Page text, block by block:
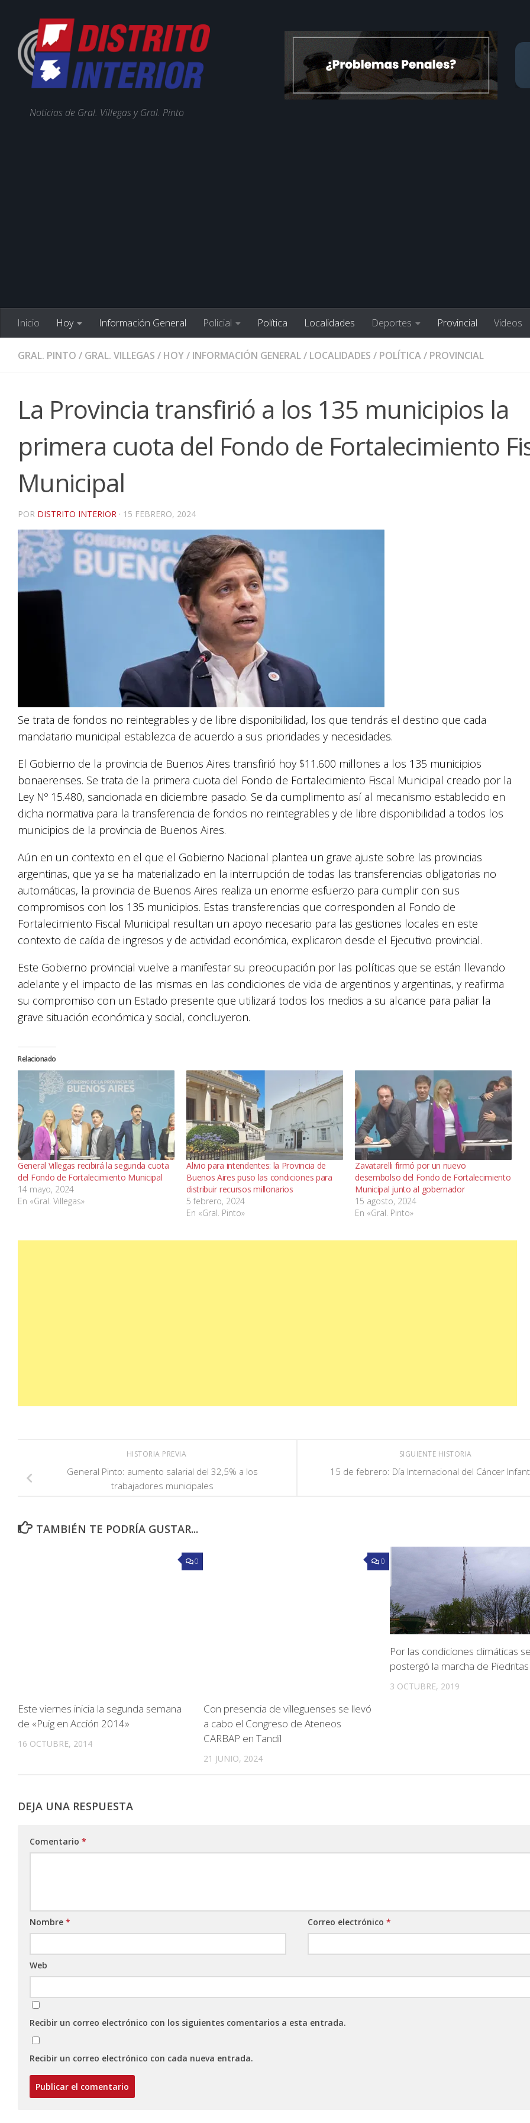
Noticias de Gral. Villegas y Gral. Pinto
Inicio Hoy Información General Policial Política Localidades Deportes Provincial Videos
GRAL. PINTO / GRAL. VILLEGAS / HOY/ INFORMACIÓN GENERAL/ LOCALIDADES / POLÍTICA/ PROVINCIAL
La Provincia transfirió a los 135 municipios la
primera cuota del Fondo de Fortalecimiento
Municipal
POR DISTRITO INTERIOR · 15 FEBRERO, 2024
Se trata de fondos no reintegrables y de libre disponibilidad, los que tendrás el destino que cada
mandatario municipal establezca de acuerdo a sus prioridades y necesidades.
El Gobierno de la provincia de Buenos Aires transfirió hoy $11.600 millones a los 135 municipios
bonaerenses. Se trata de la primera cuota del Fondo de Fortalecimiento Fiscal Municipal creado por la
Ley Nº 15.480, sancionada en diciembre pasado. Se da cumplimento así al mecanismo establecido en
dicha normativa para la transferencia de fondos no reintegrables y de libre disponibilidad a todos los
municipios de la provincia de Buenos Aires.
Aún en un contexto en el que el Gobierno Nacional plantea un grave ajuste sobre las provincias
argentinas, que ya se ha materializado en la interrupción de todas las transferencias obligatorias no
automáticas, la provincia de Buenos Aires realiza un enorme esfuerzo para cumplir con sus
compromisos con los 135 municipios. Estas transferencias que corresponden al Fondo de
Fortalecimiento Fiscal Municipal resultan un apoyo necesario para las gestiones locales en este
contexto de caída de ingresos y de actividad económica, explicaron desde el Ejecutivo provincial.
Este Gobierno provincial vuelve a manifestar su preocupación por las políticas que se están llevando
adelante y el impacto de las mismas en las condiciones de vida de argentinos y argentinas, y reafirma
su compromiso con un Estado presente que utilizará todos los medios a su alcance para paliar la
grave situación económica y social, concluyeron.
Relacionado
General Villegas recibirá la segunda cuota
del Fondo de Fortalecimiento Municipal
14 mayo, 2024
En «Gral. Villegas»
Alivio para intendentes: la Provincia de
Buenos Aires puso las condiciones para
distribuir recursos millonarios
5 febrero, 2024
En «Gral. Pinto»
Zavatarelli firmó por un nuevo
desembolso del Fondo de Fortalecimiento
Municipal junto al gobernador
15 agosto, 2024
En «Gral. Pinto»
SIGUIENTE HISTORIA
15 de febrero: Día Internacional del Cáncer
HISTORIA PREVIA
General Pinto: aumento salarial del 32,5% a los
trabajadores municipales
TAMBIÉN TE PODRÍA GUSTAR...
0
Este viernes inicia la segunda semana
de «Puig en Acción 2014»
16 OCTUBRE, 2014
0
Con presencia de villeguenses se llevó
a cabo el Congreso de Ateneos
CARBAP en Tandil
21 JUNIO, 2024
Por las condiciones climáticas
postergó la marcha de Piedritas
3 OCTUBRE, 2019
DEJA UNA RESPUESTA
Comentario *
Nombre * Correo electrónico*
Web
Recibir un correo electrónico con los siguientes comentarios a esta entrada.
Recibir un correo electrónico con cada nueva entrada.